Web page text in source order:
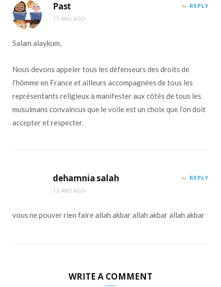
Past
13 ANS AGO
REPLY
Salam alaykum,
Nous devons appeler tous les défenseurs des droits de
l’hômme en France et ailleurs accompagnées de tous les
représentants religieux à manifester aux côtés de tous les
musulmans convaincus que le voile est un choix que l’on doit
accepter et respecter.
dehamnia salah
13 ANS AGO
REPLY
vous ne pouver rien faire allah akbar allah akbar allah akbar
WRITE A COMMENT